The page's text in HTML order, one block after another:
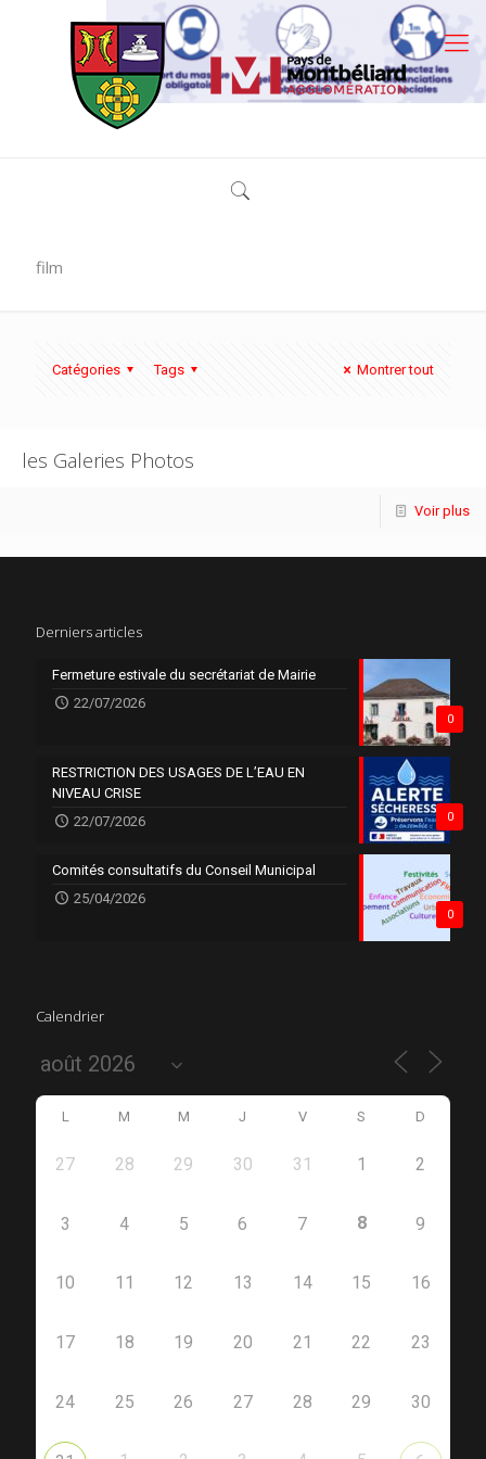
film
Catégories Tags Montrer tout
les Galeries Photos
Voir plus
Derniers articles
0
Fermeture estivale du secrétariat de Mairie
22/07/2026
0
RESTRICTION DES USAGES DE L’EAU EN
NIVEAU CRISE
22/07/2026
0
Comités consultatifs du Conseil Municipal
25/04/2026
Calendrier
L M M J V S D
27 28 29 30 31 1 2
3 4 5 6 7 8 9
10 11 12 13 14 15 16
17 18 19 20 21 22 23
24 25 26 27 28 29 30